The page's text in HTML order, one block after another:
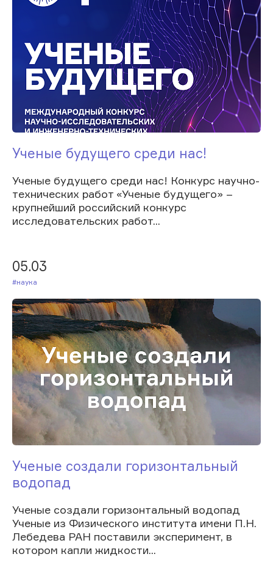
Ученые будущего среди нас!
Ученые будущего среди нас! Конкурс научно-
технических работ «Ученые будущего» –
крупнейший российский конкурс
исследовательских работ...
05.03
#Наука
Ученые создали горизонтальный
водопад
Ученые создали горизонтальный водопад
Ученые из Физического института имени П.Н.
Лебедева РАН поставили эксперимент, в
котором капли жидкости...